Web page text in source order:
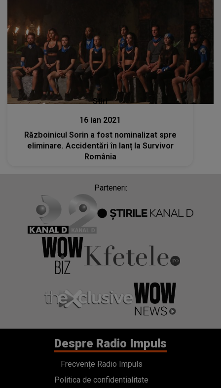
Stiri
16 ian 2021
Războinicul Sorin a fost nominalizat spre
eliminare. Accidentări în lanț la Survivor
România
Parteneri:
Despre Radio Impuls
Frecvențe Radio Impuls
Politica de confidentialitate